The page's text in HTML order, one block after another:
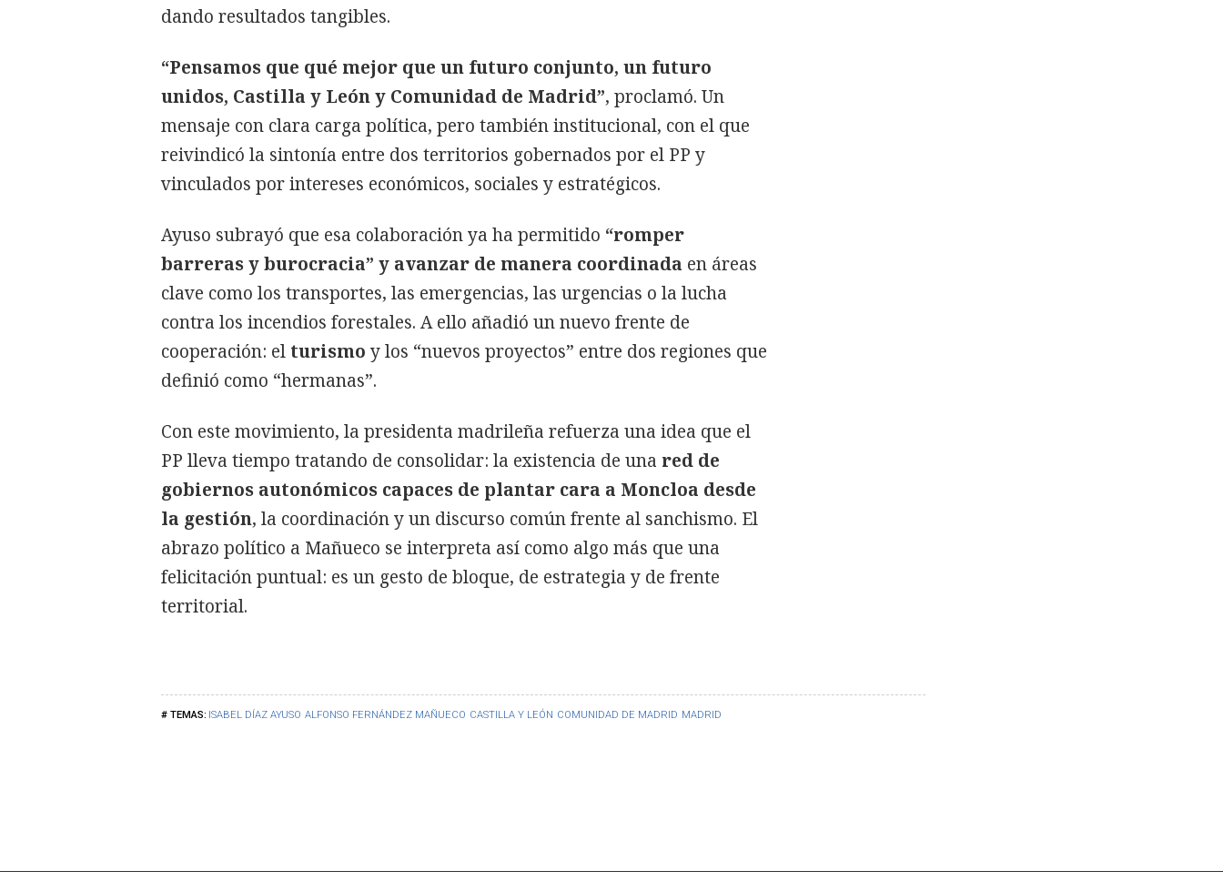
ISABEL DÍAZ AYUSO ALFONSO FERNÁNDEZ MAÑUECO CASTILLA Y LEÓN COMUNIDAD DE MADRID MADRID
dando resultados tangibles.
“Pensamos que qué mejor que un futuro conjunto, un futuro
unidos, Castilla y León y Comunidad de Madrid”, proclamó. Un
mensaje con clara carga política, pero también institucional, con el que
reivindicó la sintonía entre dos territorios gobernados por el PP y
vinculados por intereses económicos, sociales y estratégicos.
Ayuso subrayó que esa colaboración ya ha permitido “romper
barreras y burocracia” y avanzar de manera coordinada en áreas
clave como los transportes, las emergencias, las urgencias o la lucha
contra los incendios forestales. A ello añadió un nuevo frente de
cooperación: el turismo y los “nuevos proyectos” entre dos regiones que
definió como “hermanas”.
Con este movimiento, la presidenta madrileña refuerza una idea que el
PP lleva tiempo tratando de consolidar: la existencia de una red de
gobiernos autonómicos capaces de plantar cara a Moncloa desde
la gestión, la coordinación y un discurso común frente al sanchismo. El
abrazo político a Mañueco se interpreta así como algo más que una
felicitación puntual: es un gesto de bloque, de estrategia y de frente
territorial.